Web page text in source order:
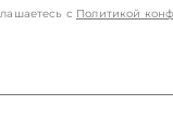
с Политикой